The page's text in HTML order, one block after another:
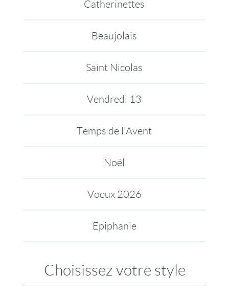
Catherinettes
Beaujolais
Saint Nicolas
Vendredi 13
Temps de l'Avent
Noël
Voeux 2026
Epiphanie
Choisissez votre style